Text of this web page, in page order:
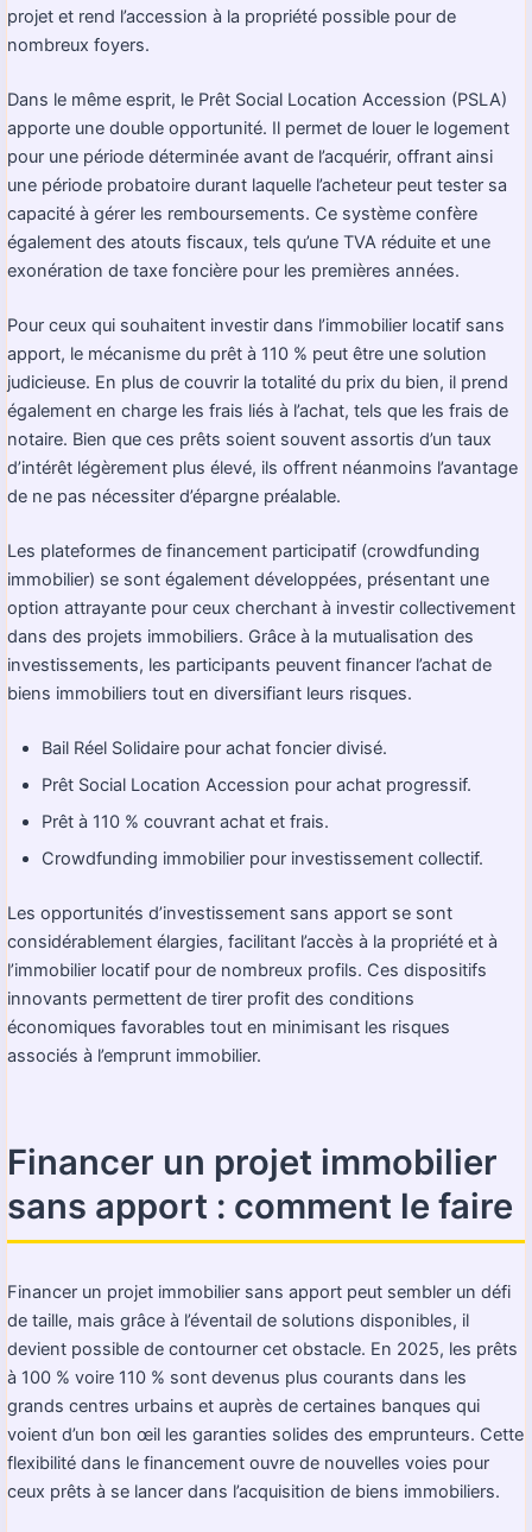
projet et rend l’accession à la propriété possible pour de
nombreux foyers.
Dans le même esprit, le Prêt Social Location Accession (PSLA)
apporte une double opportunité. Il permet de louer le logement
pour une période déterminée avant de l’acquérir, offrant ainsi
une période probatoire durant laquelle l’acheteur peut tester sa
capacité à gérer les remboursements. Ce système confère
également des atouts fiscaux, tels qu’une TVA réduite et une
exonération de taxe foncière pour les premières années.
Pour ceux qui souhaitent investir dans l’immobilier locatif sans
apport, le mécanisme du prêt à 110 % peut être une solution
judicieuse. En plus de couvrir la totalité du prix du bien, il prend
également en charge les frais liés à l’achat, tels que les frais de
notaire. Bien que ces prêts soient souvent assortis d’un taux
d’intérêt légèrement plus élevé, ils offrent néanmoins l’avantage
de ne pas nécessiter d’épargne préalable.
Les plateformes de financement participatif (crowdfunding
immobilier) se sont également développées, présentant une
option attrayante pour ceux cherchant à investir collectivement
dans des projets immobiliers. Grâce à la mutualisation des
investissements, les participants peuvent financer l’achat de
biens immobiliers tout en diversifiant leurs risques.
Bail Réel Solidaire pour achat foncier divisé.
Prêt Social Location Accession pour achat progressif.
Prêt à 110 % couvrant achat et frais.
Crowdfunding immobilier pour investissement collectif.
Les opportunités d’investissement sans apport se sont
considérablement élargies, facilitant l’accès à la propriété et à
l’immobilier locatif pour de nombreux profils. Ces dispositifs
innovants permettent de tirer profit des conditions
économiques favorables tout en minimisant les risques
associés à l’emprunt immobilier.
Financer un projet immobilier
sans apport : comment le faire
Financer un projet immobilier sans apport peut sembler un défi
de taille, mais grâce à l’éventail de solutions disponibles, il
devient possible de contourner cet obstacle. En 2025, les prêts
à 100 % voire 110 % sont devenus plus courants dans les
grands centres urbains et auprès de certaines banques qui
voient d’un bon œil les garanties solides des emprunteurs. Cette
flexibilité dans le financement ouvre de nouvelles voies pour
ceux prêts à se lancer dans l’acquisition de biens immobiliers.